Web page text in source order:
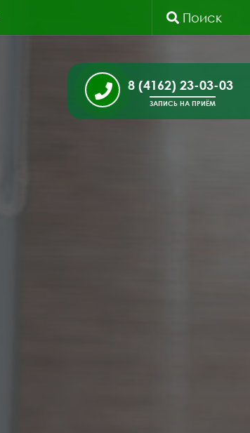
Поиск
8 (4162) 23-03-03
ЗАПИСЬ НА ПРИЁМ